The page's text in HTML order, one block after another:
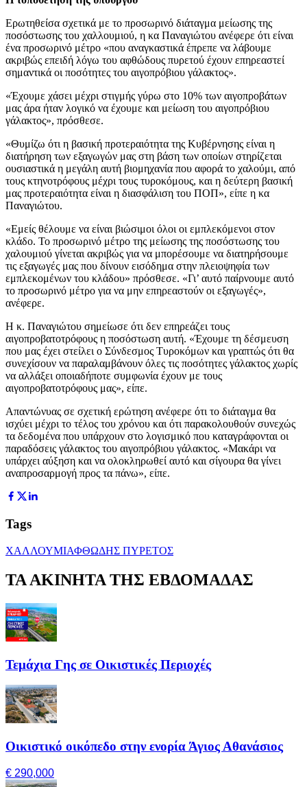
Ερωτηθείσα σχετικά με το προσωρινό διάταγμα μείωσης της
ποσόστωσης του χαλλουμιού, η κα Παναγιώτου ανέφερε ότι είναι
ένα προσωρινό μέτρο «που αναγκαστικά έπρεπε να λάβουμε
ακριβώς επειδή λόγω του αφθώδους πυρετού έχουν επηρεαστεί
σημαντικά οι ποσότητες του αιγοπρόβιου γάλακτος».
«Έχουμε χάσει μέχρι στιγμής γύρω στο 10% των αιγοπροβάτων
μας άρα ήταν λογικό να έχουμε και μείωση του αιγοπρόβιου
γάλακτος», πρόσθεσε.
«Θυμίζω ότι η βασική προτεραιότητα της Κυβέρνησης είναι η
διατήρηση των εξαγωγών μας στη βάση των οποίων στηρίζεται
ουσιαστικά η μεγάλη αυτή βιομηχανία που αφορά το χαλούμι, από
τους κτηνοτρόφους μέχρι τους τυροκόμους, και η δεύτερη βασική
μας προτεραιότητα είναι η διασφάλιση του ΠΟΠ», είπε η κα
Παναγιώτου.
«Εμείς θέλουμε να είναι βιώσιμοι όλοι οι εμπλεκόμενοι στον
κλάδο. Το προσωρινό μέτρο της μείωσης της ποσόστωσης του
χαλουμιού γίνεται ακριβώς για να μπορέσουμε να διατηρήσουμε
τις εξαγωγές μας που δίνουν εισόδημα στην πλειοψηφία των
εμπλεκομένων του κλάδου» πρόσθεσε. «Γι’ αυτό παίρνουμε αυτό
το προσωρινό μέτρο για να μην επηρεαστούν οι εξαγωγές»,
ανέφερε.
Η κ. Παναγιώτου σημείωσε ότι δεν επηρεάζει τους
αιγοπροβατοτρόφους η ποσόστωση αυτή. «Έχουμε τη δέσμευση
που μας έχει στείλει ο Σύνδεσμος Τυροκόμων και γραπτώς ότι θα
συνεχίσουν να παραλαμβάνουν όλες τις ποσότητες γάλακτος χωρίς
να αλλάξει οποιαδήποτε συμφωνία έχουν με τους
αιγοπροβατοτρόφους μας», είπε.
Απαντώνυας σε σχετική ερώτηση ανέφερε ότι το διάταγμα θα
ισχύει μέχρι το τέλος του χρόνου και ότι παρακολουθούν συνεχώς
τα δεδομένα που υπάρχουν στο λογισμικό που καταγράφονται οι
παραδόσεις γάλακτος του αιγοπρόβιου γάλακτος. «Μακάρι να
υπάρχει αύξηση και να ολοκληρωθεί αυτό και σίγουρα θα γίνει
αναπροσαρμογή προς τα πάνω», είπε.
Tags
ΧΑΛΛΟΥΜΙΑΦΘΩΔΗΣ ΠΥΡΕΤΟΣ
ΤΑ ΑΚΙΝΗΤΑ ΤΗΣ ΕΒΔΟΜΑΔΑΣ
Τεμάχια Γης σε Οικιστικές Περιοχές
Οικιστικό οικόπεδο στην ενορία Άγιος Αθανάσιος
€ 290,000